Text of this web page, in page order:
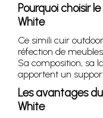
Pourquoi choisir
White
Ce simili cuir
réfection de
Sa composition, sa
apportent un
Les avantages du
White